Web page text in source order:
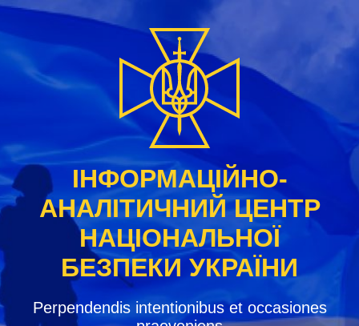
Skip
content
ІНФОРМАЦІЙНО-
АНАЛІТИЧНИЙ ЦЕНТР
НАЦІОНАЛЬНОЇ
БЕЗПЕКИ УКРАЇНИ
Perpendendis intentionibus et occasiones